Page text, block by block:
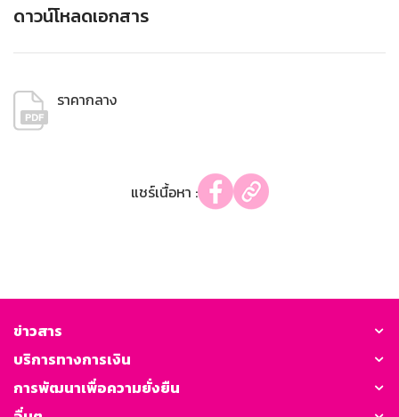
ดาวน์โหลดเอกสาร
ราคากลาง
แชร์เนื้อหา :
ข่าวสาร
บริการทางการเงิน
การพัฒนาเพื่อความยั่งยืน